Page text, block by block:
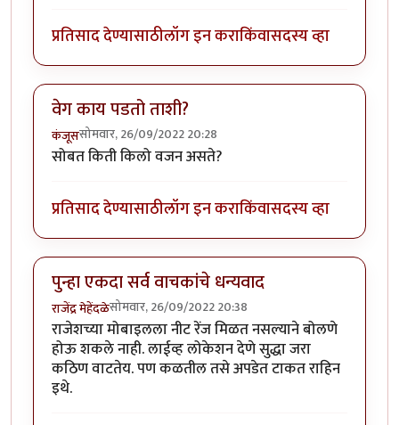
प्रतिसाद देण्यासाठीलॉग इन कराकिंवासदस्य व्हा
वेग काय पडतो ताशी?
कंजूससोमवार, 26/09/2022 20:28
सोबत किती किलो वजन असते?
प्रतिसाद देण्यासाठीलॉग इन कराकिंवासदस्य व्हा
पुन्हा एकदा सर्व वाचकांचे धन्यवाद
राजेंद्र मेहेंदळेसोमवार, 26/09/2022 20:38
राजेशच्या मोबाइलला नीट रेंज मिळत नसल्याने बोलणे
होऊ शकले नाही. लाईव्ह लोकेशन देणे सुद्धा जरा
कठिण वाटतेय. पण कळतील तसे अपडेत टाकत राहिन
इथे.